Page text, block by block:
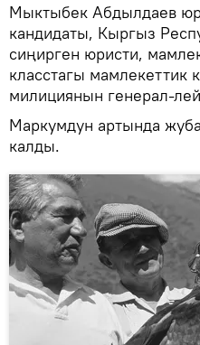
Мыктыбек Абдылдаев
кандидаты, Кыргыз
сиңирген юристи,
класстагы мамлекеттик
милициянын генерал-
Маркумдун артында
калды.